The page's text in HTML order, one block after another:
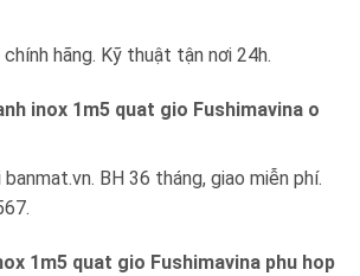
chính hãng. Kỹ thuật tận nơi 24h.
inox 1m5 quat gio Fushimavina o
BH 36 tháng, giao miễn phí.
1m5 quat gio Fushimavina phu hop